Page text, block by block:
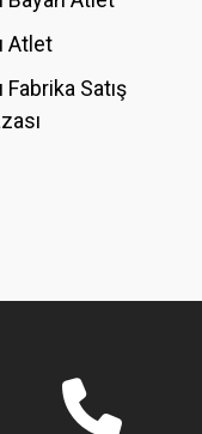
Atlet
Satış